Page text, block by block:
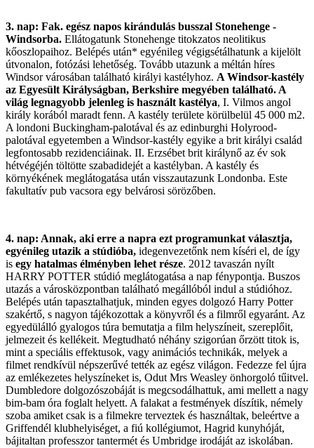
3. nap: Fak. egész napos kirándulás busszal Stonehenge -
Windsorba. Ellátogatunk Stonehenge titokzatos neolitikus
kőoszlopaihoz. Belépés után* egyénileg végigsétálhatunk a kijelölt
útvonalon, fotózási lehetőség. Tovább utazunk a méltán híres
Windsor városában található királyi kastélyhoz. A Windsor-kastély
az Egyesült Királyságban, Berkshire megyében található. A
világ legnagyobb jelenleg is használt kastélya, I. Vilmos angol
király korából maradt fenn. A kastély területe körülbelül 45 000 m2.
A londoni Buckingham-palotával és az edinburghi Holyrood-
palotával egyetemben a Windsor-kastély egyike a brit királyi család
legfontosabb rezidenciáinak. II. Erzsébet brit királynő az év sok
hétvégéjén töltötte szabadidejét a kastélyban. A kastély és
környékének meglátogatása után visszautazunk Londonba. Este
fakultatív pub vacsora egy belvárosi sörözőben.
4. nap: Annak, aki erre a napra ezt programunkat választja,
egyénileg utazik a stúdióba, idegenvezetőnk nem kíséri el, de így
is egy hatalmas élményben lehet része. 2012 tavaszán nyílt
HARRY POTTER stúdió meglátogatása a nap fénypontja. Buszos
utazás a városközpontban található megállóból indul a stúdióhoz.
Belépés után tapasztalhatjuk, minden egyes dolgozó Harry Potter
szakértő, s nagyon tájékozottak a könyvről és a filmről egyaránt. Az
egyedülálló gyalogos túra bemutatja a film helyszíneit, szereplőit,
jelmezeit és kellékeit. Megtudható néhány szigorúan őrzött titok is,
mint a speciális effektusok, vagy animációs technikák, melyek a
filmet rendkívül népszerűvé tették az egész világon. Fedezze fel újra
az emlékezetes helyszíneket is, Odut Mrs Weasley önhorgoló tűitvel.
Dumbledore dolgozószobáját is megcsodálhattuk, ami mellett a nagy
bim-bam óra foglalt helyett. A falakat a festmények díszítik, némely
szoba amiket csak is a filmekre terveztek és használtak, beleértve a
Griffendél klubhelyiséget, a fiú kollégiumot, Hagrid kunyhóját,
bájitaltan professzor tantermét és Umbridge irodáját az iskolában.